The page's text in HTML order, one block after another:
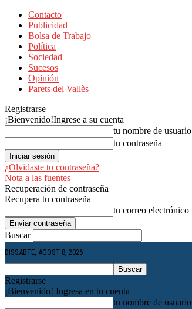
Contacto
Publicidad
Bolsa de Trabajo
Política
Sociedad
Sucesos
Opinión
Parets del Vallès
Registrarse
¡Bienvenido!Ingrese a su cuenta
tu nombre de usuario
tu contraseña
¿Olvidaste tu contraseña?
Nota a las fuentes
Recuperación de contraseña
Recupera tu contraseña
tu correo electrónico
Buscar
DISSABTE, AGOST 8, 2026
Registrarse
¡Bienvenido! Ingresa en tu cuenta
tu nombre de usuario